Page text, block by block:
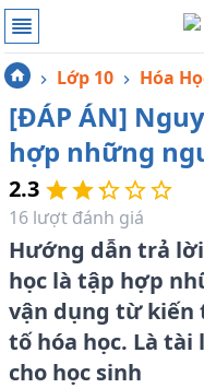
Lớp 10 Hóa
[ĐÁP ÁN]
hợp những
Hướng dẫn trả
học là tập hợp
vận dụng từ kiến
tố hóa học. Là
cho học sinh
2.3
16 lượt đánh giá